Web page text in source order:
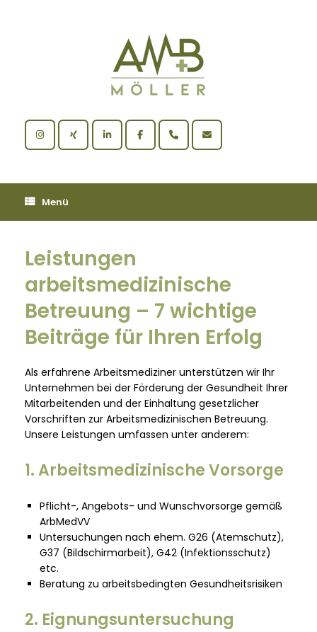
Menü
Leistungen
arbeitsmedizinische
Betreuung – 7 wichtige
Beiträge für Ihren Erfolg
Als erfahrene Arbeitsmediziner unterstützen wir Ihr
Unternehmen bei der Förderung der Gesundheit Ihrer
Mitarbeitenden und der Einhaltung gesetzlicher
Vorschriften zur Arbeitsmedizinischen Betreuung.
Unsere Leistungen umfassen unter anderem:
1. Arbeitsmedizinische Vorsorge
Pflicht-, Angebots- und Wunschvorsorge gemäß
ArbMedVV
Untersuchungen nach ehem. G26 (Atemschutz),
G37 (Bildschirmarbeit), G42 (Infektionsschutz)
etc.
Beratung zu arbeitsbedingten Gesundheitsrisiken
2. Eignungsuntersuchung